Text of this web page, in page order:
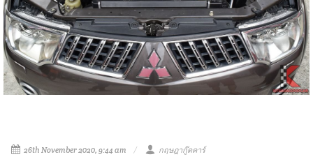
26th November 2020, 9:44 am กฤษฎากู๊ดคาร์